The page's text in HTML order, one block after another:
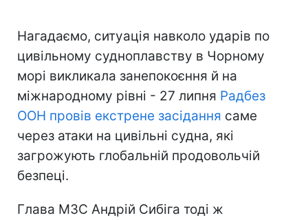
Нагадаємо, ситуація навколо ударів по
цивільному судноплавству в Чорному
морі викликала занепокоєння й на
міжнародному рівні - 27 липня Радбез
ООН провів екстрене засідання саме
через атаки на цивільні судна, які
загрожують глобальній продовольчій
безпеці.
Глава МЗС Андрій Сибіга тоді ж